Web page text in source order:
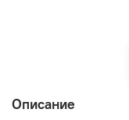
Описание